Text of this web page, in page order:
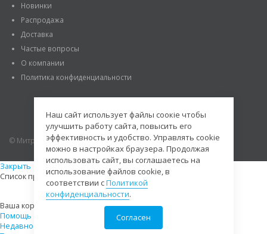
Новинки
Распродажа
Доставка
Частые вопросы
О компании
Политика конфиденциальности
© Митраде. 2020. Все права защищены.
Закрыть
Список просмотренных товаров пуст
Ваша корзина пуста
Помощь
Недавно просмотренные
Наш сайт использует файлы соокіе чтобы
улучшить работу сайта, повысить его
эффективность и удобство. Управлять cookie
можно в настройках браузера. Продолжая
использовать сайт, вы соглашаетесь на
использование файлов cookie, в
соответствии сПолитикой
конфиденциальности.
Согласен